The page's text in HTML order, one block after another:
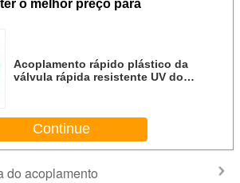
o melhor preço para
Acoplamento rápido plástico da
válvula rápida resistente UV do
Continue
do acoplamento